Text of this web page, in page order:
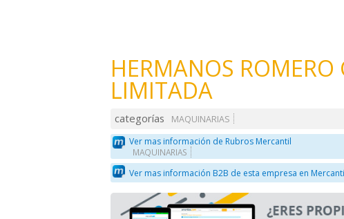
HERMANOS ROMERO
LIMITADA
categorías
MAQUINARIAS
Ver mas información de Rubros Mercantil
MAQUINARIAS
Ver mas información B2B de esta empresa en